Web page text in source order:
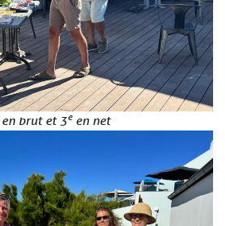
brut et 3een net